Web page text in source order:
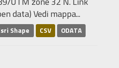
data) Vedi mappa...
Shape CSV ODATA